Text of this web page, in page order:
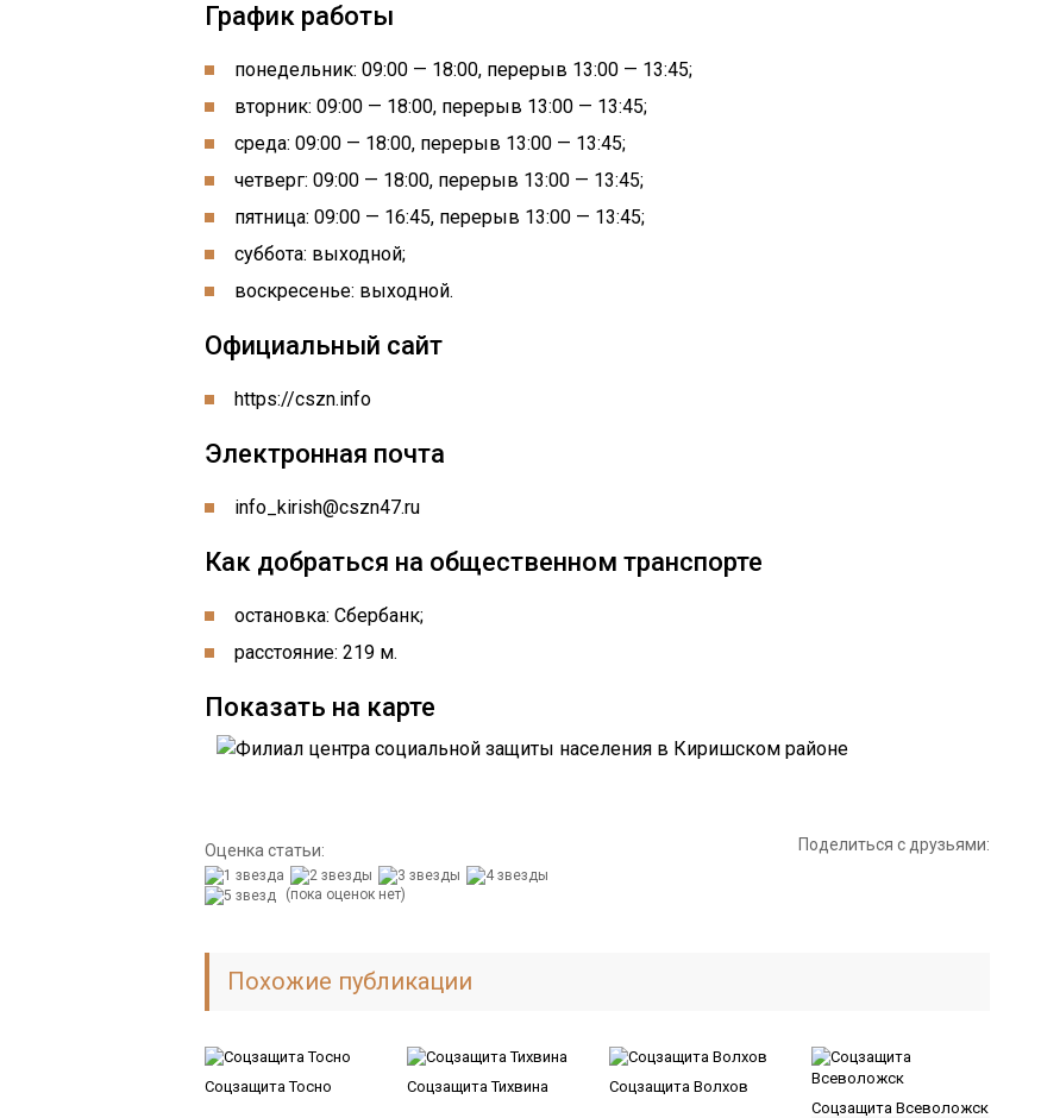
График работы
понедельник: 09:00 — 18:00, перерыв 13:00 — 13:45;
вторник: 09:00 — 18:00, перерыв 13:00 — 13:45;
среда: 09:00 — 18:00, перерыв 13:00 — 13:45;
четверг: 09:00 — 18:00, перерыв 13:00 — 13:45;
пятница: 09:00 — 16:45, перерыв 13:00 — 13:45;
суббота: выходной;
воскресенье: выходной.
Официальный сайт
https://cszn.info
Электронная почта
info_kirish@cszn47.ru
Как добраться на общественном транспорте
остановка: Сбербанк;
расстояние: 219 м.
Показать на карте
Оценка статьи:
(пока оценок нет)
Поделиться с друзьями:
Похожие публикации
Соцзащита Тосно Соцзащита Тихвина
Соцзащита Волхов
Соцзащита Всеволожск